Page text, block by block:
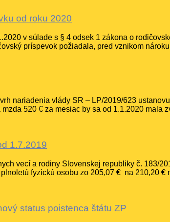
od roku 2020
v súlade s § 4 odsek 1 zákona o
príspevok požiadala, pred vznikom
nariadenia vlády SR – LP/2019/623
520 € za mesiac by sa od 1.1.2020
1.7.2019
vecí a rodiny Slovenskej republiky č. 183/
fyzickú osobu zo 205,07 € na 210,20
status poistenca štátu ZP